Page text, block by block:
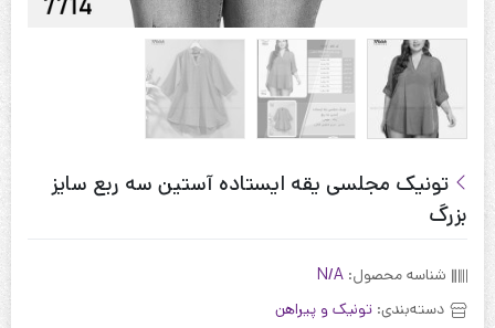
تونیک مجلسی یقه ایستاده آستین سه ربع سایز
بزرگ
شناسه محصول: N/A
دسته‌بندی: تونیک و پیراهن